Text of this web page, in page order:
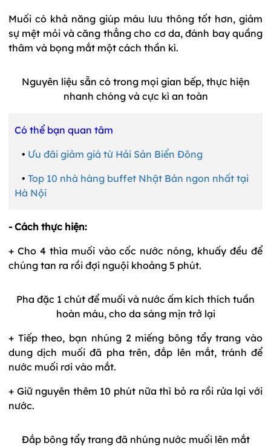
Muối có khả năng giúp máu lưu thông tốt hơn, giảm
sự mệt mỏi và căng thẳng cho cơ da, đánh bay quầng
thâm và bọng mắt một cách thần kì.
Nguyên liệu sẵn có trong mọi gian bếp, thực hiện
nhanh chóng và cực kì an toàn
Có thể bạn quan tâm
• Ưu đãi giảm giá từ Hải Sản Biển Đông
• Top 10 nhà hàng buffet Nhật Bản ngon nhất tại
Hà Nội
- Cách thực hiện:
+ Cho 4 thìa muối vào cốc nước nóng, khuấy đều để
chúng tan ra rồi đợi nguội khoảng 5 phút.
Pha đặc 1 chút để muối và nước ấm kích thích tuần
hoàn máu, cho da sáng mịn trở lại
+ Tiếp theo, bạn nhúng 2 miếng bông tẩy trang vào
dung dịch muối đã pha trên, đắp lên mắt, tránh để
nước muối rơi vào mắt.
+ Giữ nguyên thêm 10 phút nữa thì bỏ ra rồi rửa lại với
nước.
Đắp bông tẩy trang đã nhúng nước muối lên mắt